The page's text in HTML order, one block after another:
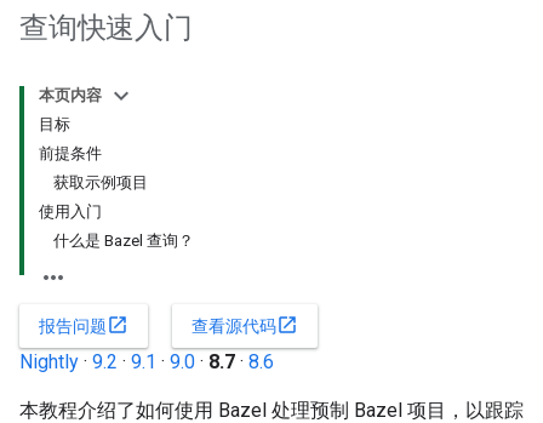
查询快速入门
本页内容
目标
前提条件
获取示例项目
使用入门
什么是 Bazel 查询？
报告问题open_in_new 查看源代码open_in_new
Nightly · 9.2 · 9.1 · 9.0 · 8.7 · 8.6
本教程介绍了如何使用 Bazel 处理预制 Bazel 项目，以跟踪